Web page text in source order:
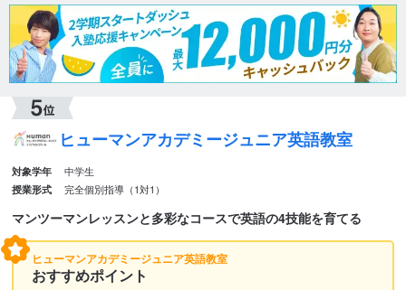
ヒューマンアカデミージュニア英語教室
対象学年 中学生
授業形式 完全個別指導（1対1）
マンツーマンレッスンと多彩なコースで英語の4技能を育てる
ヒューマンアカデミージュニア英語教室
おすすめポイント